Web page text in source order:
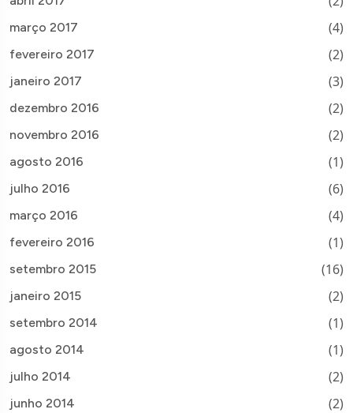
março 2017 (4)
fevereiro 2017 (2)
janeiro 2017 (3)
dezembro 2016 (2)
novembro 2016 (2)
agosto 2016 (1)
julho 2016 (6)
março 2016 (4)
fevereiro 2016 (1)
setembro 2015 (16)
janeiro 2015 (2)
setembro 2014 (1)
agosto 2014 (1)
julho 2014 (2)
junho 2014 (2)